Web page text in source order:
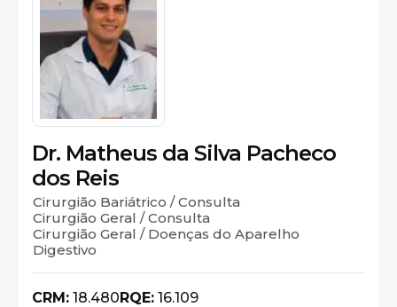
Dr. Matheus da Silva Pacheco
dos Reis
Cirurgião Bariátrico / Consulta
Cirurgião Geral / Consulta
Cirurgião Geral / Doenças do Aparelho
Digestivo
CRM: 18.480RQE: 16.109